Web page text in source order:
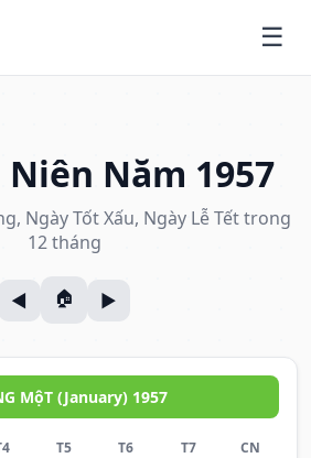
Niên Năm 1957
Ngày Tốt Xấu, Ngày Lễ Tết trong
12 tháng
MộT (January) 1957
T5 T6 T7 CN